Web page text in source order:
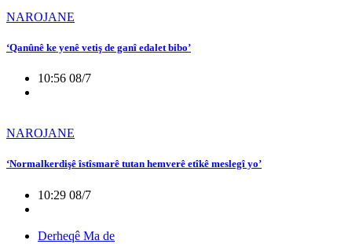
NAROJANE
‘Qanûnê ke yenê vetiş de ganî edalet bibo’
10:56 08/7
NAROJANE
‘Normalkerdişê îstîsmarê tutan hemverê etîkê meslegî yo’
10:29 08/7
Derheqê Ma de